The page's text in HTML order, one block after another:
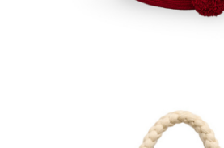
al carrello